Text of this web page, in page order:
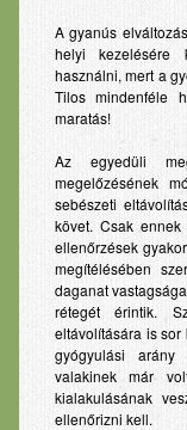
A gyanús
helyi kezelésére
használni, mert a
Tilos mindenféle
maratás!
Az egyedüli
megelőzésének
sebészeti
követ. Csak
ellenőrzések
megítélésében
daganat
rétegét érintik.
eltávolítására is
gyógyulási
valakinek már
kialakulásának
ellenőrizni kell.